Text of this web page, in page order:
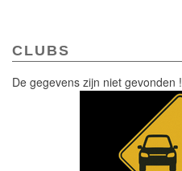
CLUBS
De gegevens zijn niet gevonden !